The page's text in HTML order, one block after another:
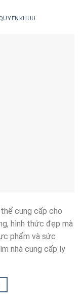
QUYENKHUU
cung cấp cho
hình thức đẹp mà
phẩm và sức
nhà cung cấp ly